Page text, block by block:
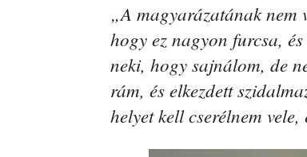
„A magyarázatának nem
hogy ez nagyon furcsa,
neki, hogy sajnálom, de
rám, és elkezdett
helyet kell cserélnem